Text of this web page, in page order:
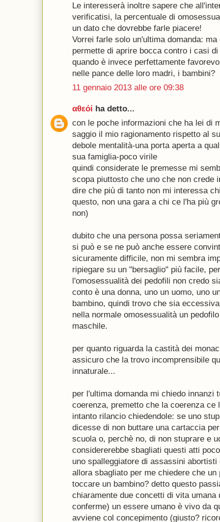
Le interesserà inoltre sapere che
verificatisi, la percentuale di
un dato che dovrebbe farle piacere!
Vorrei farle solo un'ultima domanda:
permette di aprire bocca contro i casi
quando è invece perfettamente
nelle pance delle loro madri, i bambini?
11 gennaio 2013 alle ore 09:38
αθεόί ha detto...
con le poche informazioni che ha lei di
saggio il mio ragionamento rispetto al
debole mentalità-una porta aperta a
sua famiglia-poco virile
quindi considerate le premesse mi
scopa piuttosto che uno che non crede
dire che più di tanto non mi interessa
questo, non una gara a chi ce l'ha più
non)
dubito che una persona possa
si può e se ne può anche essere
sicuramente difficile, non mi sembra
ripiegare su un "bersaglio" più facile,
l'omosessualità dei pedofili non credo
conto è una donna, uno un uomo, uno
bambino, quindi trovo che sia
nella normale omosessualità un
maschile.
per quanto riguarda la castità dei
assicuro che la trovo incomprensibile
innaturale...
per l'ultima domanda mi chiedo innanzi
coerenza, premetto che la coerenza ce
intanto rilancio chiedendole: se uno
dicesse di non buttare una cartaccia
scuola o, perchè no, di non stuprare e
considererebbe sbagliati questi atti
uno spalleggiatore di assassini
allora sbagliato per me chiedere che
toccare un bambino? detto questo
chiaramente due concetti di vita
conferme) un essere umano è vivo da
avviene col concepimento (giusto?